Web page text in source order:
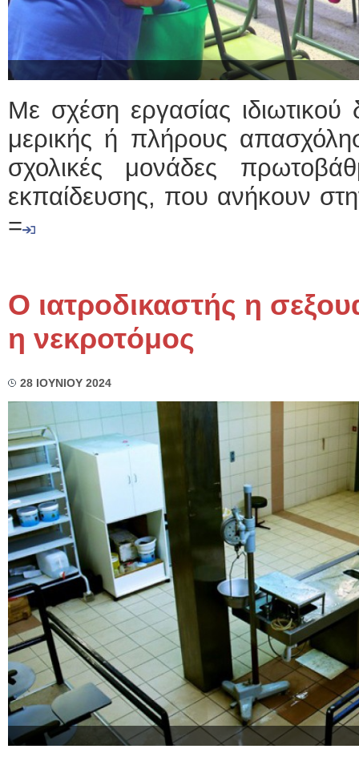
Με σχέση εργασίας ιδιωτικού
μερικής ή πλήρους
σχολικές μονάδες
εκπαίδευσης, που ανήκουν
=
Ο ιατροδικαστής η
η νεκροτόμος
28 ΙΟΥΝΙΟΥ 2024